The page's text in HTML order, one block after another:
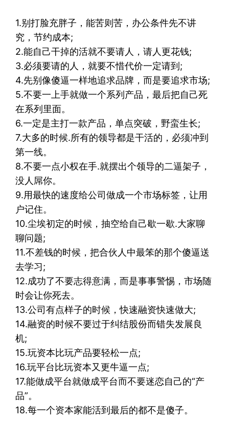
1.别打脸充胖子，能苦则苦，办公条件先不讲
究，节约成本;
2.能自己干掉的活就不要请人，请人更花钱;
3.必须要请的人，就要不惜代价一定请到;
4.先别像傻逼一样地追求品牌，而是要追求市场;
5.不要一上手就做一个系列产品，最后把自己死
在系列里面。
6.一定是主打一款产品，单点突破，野蛮生长;
7.大多的时候.所有的领导都是干活的，必须冲到
第一线。
8.不要一点小权在手.就摆出个领导的二逼架子，
没人屌你。
9.用最快的速度给公司做成一个市场标签，让用
户记住。
10.尘埃初定的时候，抽空给自己歇一歇.大家聊
聊问题;
11.不差钱的时候，把合伙人中最笨的那个傻逼送
去学习;
12.成功了不要志得意满，而是事事警惕，市场随
时会让你死去。
13.公司有点样子的时候，快速融资快速做大;
14.融资的时候不要过于纠结股份而错失发展良
机;
15.玩资本比玩产品要轻松一点;
16.玩平台比玩资本又更牛逼一点;
17.能做成平台就做成平台而不要迷恋自己的“产
品”。
18.每一个资本家能活到最后的都不是傻子。